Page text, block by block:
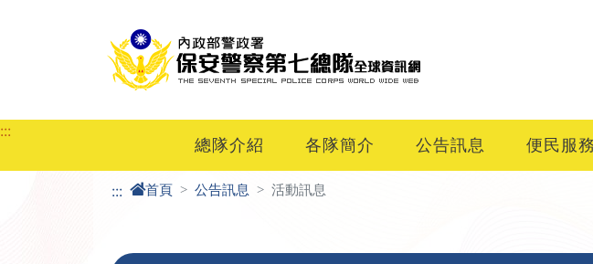
:::
總隊介紹 各隊簡介 公告訊息 便民服務
::: 首頁 公告訊息 活動訊息